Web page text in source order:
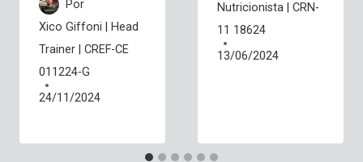
Por
Xico Giffoni | Head
Trainer | CREF-CE
011224-G
24/11/2024
Nutricionista | CRN-
11 18624
13/06/2024